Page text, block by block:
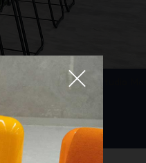
La Sastrería par le studio